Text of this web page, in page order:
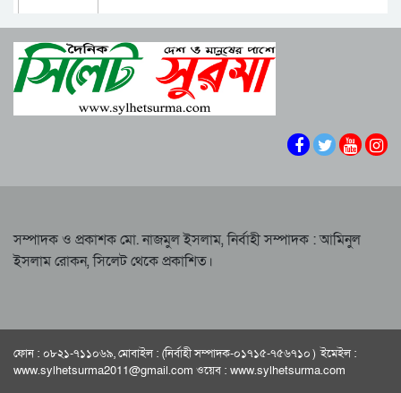
ক্ষোভ, দ্রুত সংস্কারের আহ্বান
নারী-কাণ্ডে জামায়াত থেকে বহিস্কার এমপি গাজী
নজরুল
সিলেটে হামের উপসর্গ নিয়ে আরও দুই শিশুর মৃত্যু
শাপলা চত্বরে হত্যা মামলা: শেখ হাসিনাসহ ৪১ জনের
বিরুদ্ধে আনুষ্ঠানিক অভিযোগ
বিরোধীদলের পতন শুরু হয়েছে, ১১ দল এখন ৯ দলে
গিয়ে ঠেকেছে: রাশেদ খান
কে হতে পারেন পরবর্তী রাষ্ট্রপতি, আলোচনায় এক
আসামির ওপর ফের হামলা
এআই দিয়ে অশালীন ছবি ছড়ানোর অভিযোগ
সিলেটের ভাঙাচোরা সড়ক নিয়ে সিসিক প্রশাসকের
সম্পাদক ও প্রকাশক মো. নাজমুল ইসলাম, নির্বাহী সম্পাদক : আমিনুল
ইসলাম রোকন, সিলেট থেকে প্রকাশিত।
ফোন : ০৮২১-৭১১০৬৯, মোবাইল : (নির্বাহী সম্পাদক-০১৭১৫-৭৫৬৭১০ ) ইমেইল :
www.sylhetsurma2011@gmail.com ওয়েব : www.sylhetsurma.com